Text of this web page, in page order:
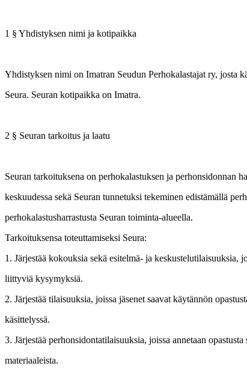
1 § Yhdistyksen nimi ja kotipaikka
Yhdistyksen nimi on Imatran Seudun Perhokalastajat ry, josta
Seura. Seuran kotipaikka on Imatra.
2 § Seuran tarkoitus ja laatu
Seuran tarkoituksena on perhokalastuksen ja perhonsidonnan
keskuudessa sekä Seuran tunnetuksi tekeminen edistämällä
perhokalastusharrastusta Seuran toiminta-alueella.
Tarkoituksensa toteuttamiseksi Seura:
1. Järjestää kokouksia sekä esitelmä- ja keskustelutilaisuuksia,
liittyviä kysymyksiä.
2. Järjestää tilaisuuksia, joissa jäsenet saavat käytännön
käsittelyssä.
3. Järjestää perhonsidontatilaisuuksia, joissa annetaan
materiaaleista.